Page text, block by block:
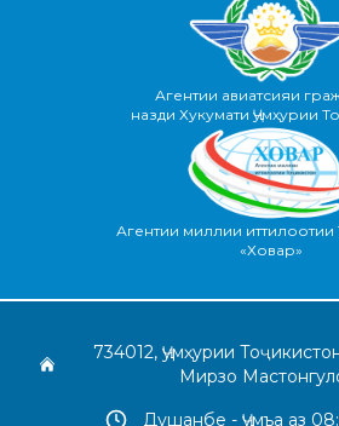
Агентии авиатсияи
назди Хукумати Ҷумҳурии
Агентии миллии иттилоотии
«Ховар»
734012, Ҷумҳурии
Мирзо
Душанбе - Ҷумъа аз